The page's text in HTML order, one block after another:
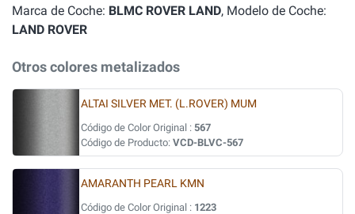
Marca de Coche: BLMC ROVER LAND, Modelo de Coche:
LAND ROVER
Otros colores metalizados
ALTAI SILVER MET. (L.ROVER) MUM
Código de Color Original : 567
Código de Producto: VCD-BLVC-567
AMARANTH PEARL KMN
Código de Color Original : 1223